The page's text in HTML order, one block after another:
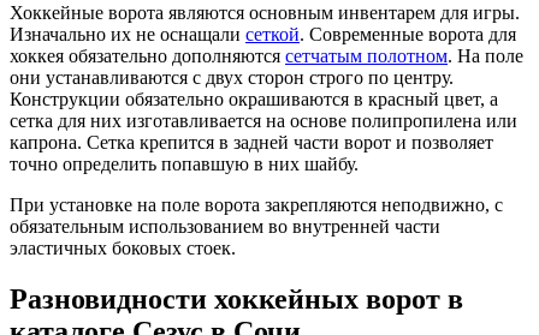
Хоккейные ворота являются основным инвентарем для игры.
Изначально их не оснащали сеткой. Современные ворота для
хоккея обязательно дополняются сетчатым полотном. На поле
они устанавливаются с двух сторон строго по центру.
Конструкции обязательно окрашиваются в красный цвет, а
сетка для них изготавливается на основе полипропилена или
капрона. Сетка крепится в задней части ворот и позволяет
точно определить попавшую в них шайбу.
При установке на поле ворота закрепляются неподвижно, с
обязательным использованием во внутренней части
эластичных боковых стоек.
Разновидности хоккейных ворот в